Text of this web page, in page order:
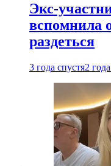
Экс-
вспомнила
раздеться
3 года спустя2